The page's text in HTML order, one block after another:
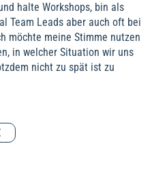
halte Workshops, bin als
Team Leads aber auch oft bei
möchte meine Stimme nutzen
in welcher Situation wir uns
nicht zu spät ist zu